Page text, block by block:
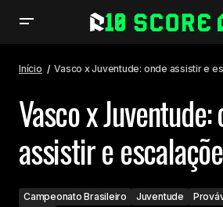
Início Vasco x Juventude: onde assistir e
Vasco x Juventude:
assistir e
Campeonato Brasileiro Juventude